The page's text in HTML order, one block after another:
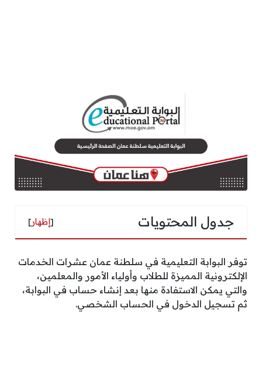
جدول المحتويات [إظهار]
توفر البوابة التعليمية في سلطنة عمان عشرات الخدمات
الإلكترونية المميزة للطلاب وأولياء الأمور والمعلمين،
والتي يمكن الاستفادة منها بعد إنشاء حساب في البوابة،
ثم تسجيل الدخول في الحساب الشخصي.